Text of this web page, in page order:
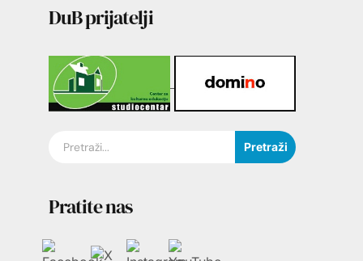
DuB prijatelji
Pretraži
Pratite nas